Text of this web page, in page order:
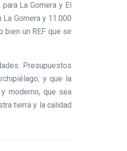
La Gomera y El
Gomera y 11.000
bien un REF que se
Presupuestos
y que la
moderno, que sea
tierra y la calidad